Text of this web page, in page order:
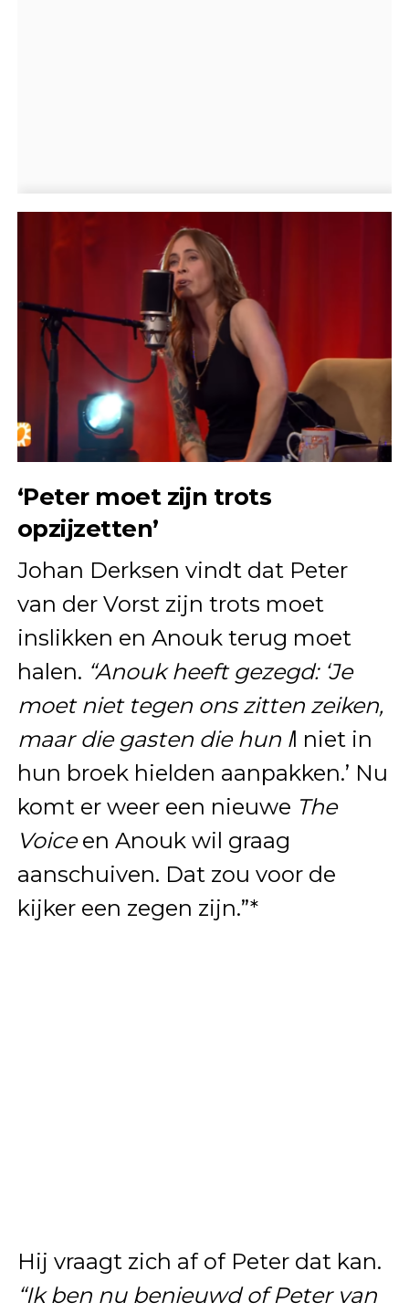
‘Peter moet zijn trots
opzijzetten’
Johan Derksen vindt dat Peter
van der Vorst zijn trots moet
inslikken en Anouk terug moet
halen. “Anouk heeft gezegd: ‘Je
moet niet tegen ons zitten zeiken,
maar die gasten die hun ll niet in
hun broek hielden aanpakken.’ Nu
komt er weer een nieuwe The
Voiceen Anouk wil graag
aanschuiven. Dat zou voor de
kijker een zegen zijn.”*
Hij vraagt zich af of Peter dat kan.
“Ik ben nu benieuwd of Peter van